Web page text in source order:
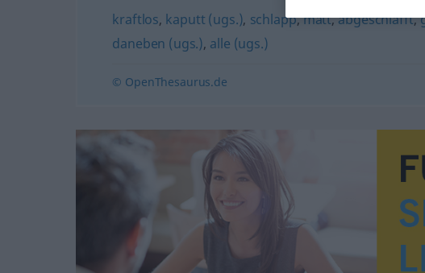
kraftlos, kaputt (ugs.), schlapp,matt,abgeschlafft,
daneben (ugs.), alle (ugs.)
© OpenThesaurus.de